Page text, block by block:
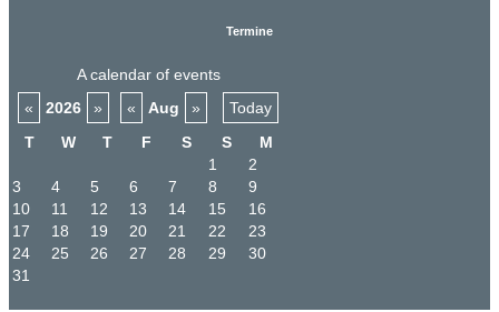
Termine
A calendar of events
«
2026 » « Aug »
Today
T
W T F S S
M
1
2
3
4 5 6 7 8
9
10
11 12 13 14 15
16
17
18 19 20 21 22
23
24
25 26 27 28 29
30
31